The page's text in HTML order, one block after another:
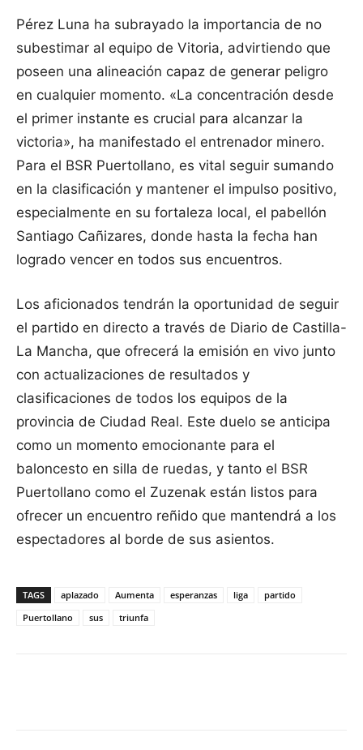
Pérez Luna ha subrayado la importancia de no
subestimar al equipo de Vitoria, advirtiendo que
poseen una alineación capaz de generar peligro
en cualquier momento. «La concentración desde
el primer instante es crucial para alcanzar la
victoria», ha manifestado el entrenador minero.
Para el BSR Puertollano, es vital seguir sumando
en la clasificación y mantener el impulso positivo,
especialmente en su fortaleza local, el pabellón
Santiago Cañizares, donde hasta la fecha han
logrado vencer en todos sus encuentros.
Los aficionados tendrán la oportunidad de seguir
el partido en directo a través de Diario de Castilla-
La Mancha, que ofrecerá la emisión en vivo junto
con actualizaciones de resultados y
clasificaciones de todos los equipos de la
provincia de Ciudad Real. Este duelo se anticipa
como un momento emocionante para el
baloncesto en silla de ruedas, y tanto el BSR
Puertollano como el Zuzenak están listos para
ofrecer un encuentro reñido que mantendrá a los
espectadores al borde de sus asientos.
TAGS aplazado Aumenta esperanzas liga
partido
Puertollano
sus triunfa